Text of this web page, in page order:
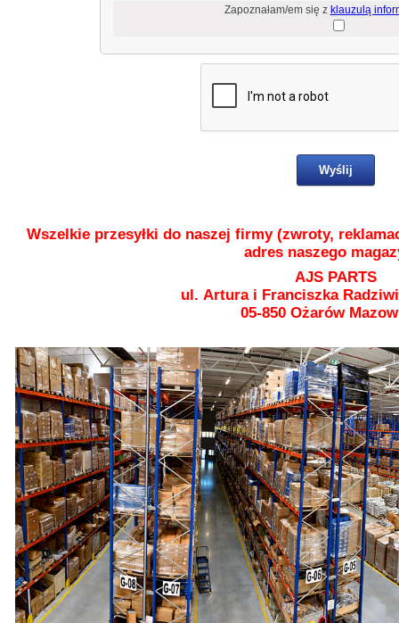
Zapoznałam/em się z klauzulą
Wszelkie przesyłki do naszej firmy (zwroty,
adres naszego
AJS PARTS
ul. Artura i Franciszka
05-850 Ożarów